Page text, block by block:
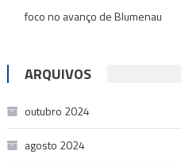
foco no avanço de Blumenau
ARQUIVOS
outubro 2024
agosto 2024